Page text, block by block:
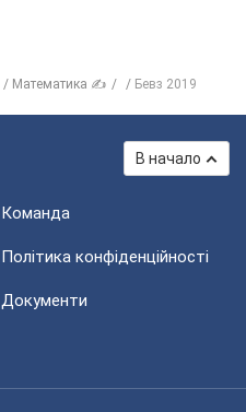
Математика ✍ Бевз 2019
В начало
Команда
Політика конфіденційності
Документи